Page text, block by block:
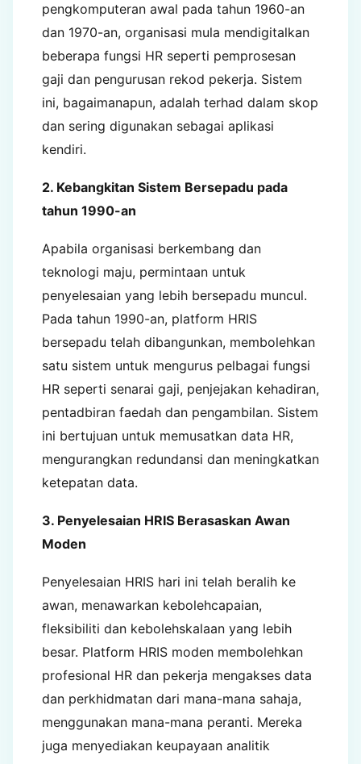
pengkomputeran awal pada tahun 1960-an
dan 1970-an, organisasi mula mendigitalkan
beberapa fungsi HR seperti pemprosesan
gaji dan pengurusan rekod pekerja. Sistem
ini, bagaimanapun, adalah terhad dalam skop
dan sering digunakan sebagai aplikasi
kendiri.
2. Kebangkitan Sistem Bersepadu pada
tahun 1990-an
Apabila organisasi berkembang dan
teknologi maju, permintaan untuk
penyelesaian yang lebih bersepadu muncul.
Pada tahun 1990-an, platform HRIS
bersepadu telah dibangunkan, membolehkan
satu sistem untuk mengurus pelbagai fungsi
HR seperti senarai gaji, penjejakan kehadiran,
pentadbiran faedah dan pengambilan. Sistem
ini bertujuan untuk memusatkan data HR,
mengurangkan redundansi dan meningkatkan
ketepatan data.
3. Penyelesaian HRIS Berasaskan Awan
Moden
Penyelesaian HRIS hari ini telah beralih ke
awan, menawarkan kebolehcapaian,
fleksibiliti dan kebolehskalaan yang lebih
besar. Platform HRIS moden membolehkan
profesional HR dan pekerja mengakses data
dan perkhidmatan dari mana-mana sahaja,
menggunakan mana-mana peranti. Mereka
juga menyediakan keupayaan analitik